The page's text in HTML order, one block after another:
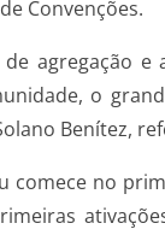
Convenções.
agregação
o
Benítez,
no